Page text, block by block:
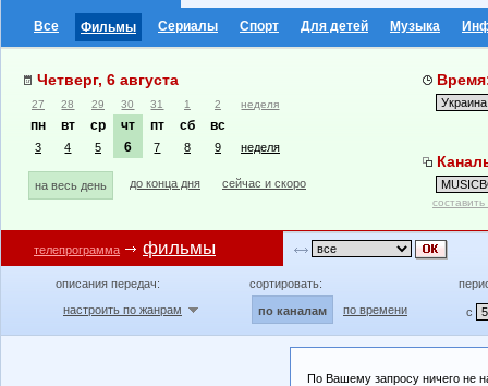
Все Фильмы Сериалы Спорт Для детей Музыка
Четверг, 6 августа
27 28 29 30 31 1 2 неделя
пн вт ср чт пт сб вс
3 4 5 6 7 8 9 неделя
на весь день до конца дня сейчас и скоро
телепрограмма фильмы
описания передач:
настроить по жанрам
сортировать:
по каналам по времени с
По Вашему запросу ничего не